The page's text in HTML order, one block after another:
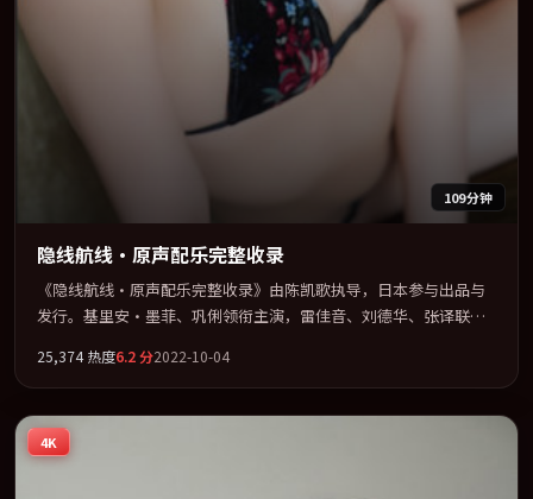
109分钟
隐线航线·原声配乐完整收录
《隐线航线·原声配乐完整收录》由陈凯歌执导，日本参与出品与
发行。基里安·墨菲、巩俐领衔主演，雷佳音、刘德华、张译联袂
争」类型为骨架，在叙事、表演与视听上力求统一。定于 2022-08-
06 在内地院线及主流平台同步亮相，2022 年度话题片中口碑稳健，
适合喜欢强情节与人物弧光的观众完整观看。
25,374热度6.2分2022-10-04
4K